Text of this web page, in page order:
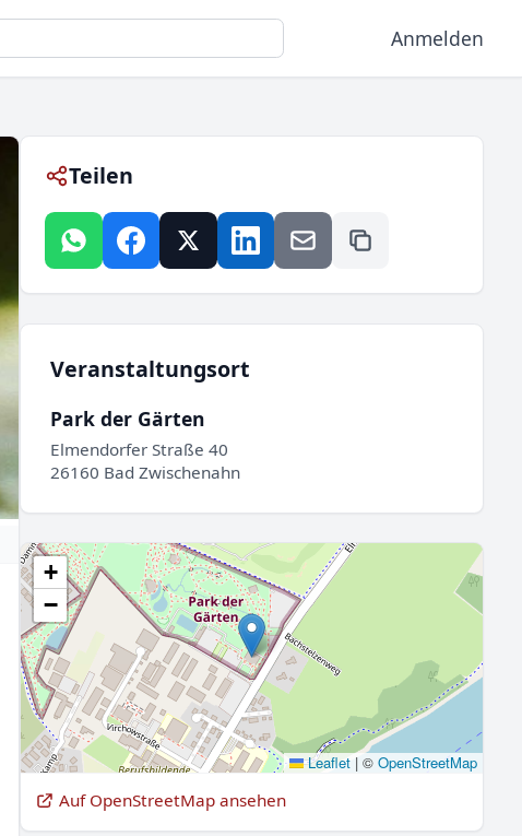
Anmelden
Teilen
Veranstaltungsort
Park der Gärten
Elmendorfer Straße 40
26160 Bad Zwischenahn
+
−
Leaflet |© OpenStreetMap
Auf OpenStreetMap ansehen